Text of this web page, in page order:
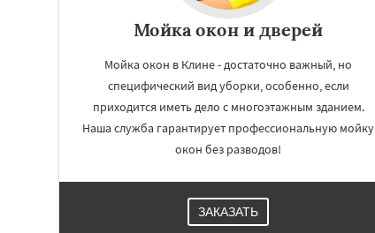
Мойка окон и дверей
Мойка окон в Клине - достаточно важный, но
специфический вид уборки, особенно, если
приходится иметь дело с многоэтажным зданием.
Наша служба гарантирует профессиональную мойку
окон без разводов!
ЗАКАЗАТЬ